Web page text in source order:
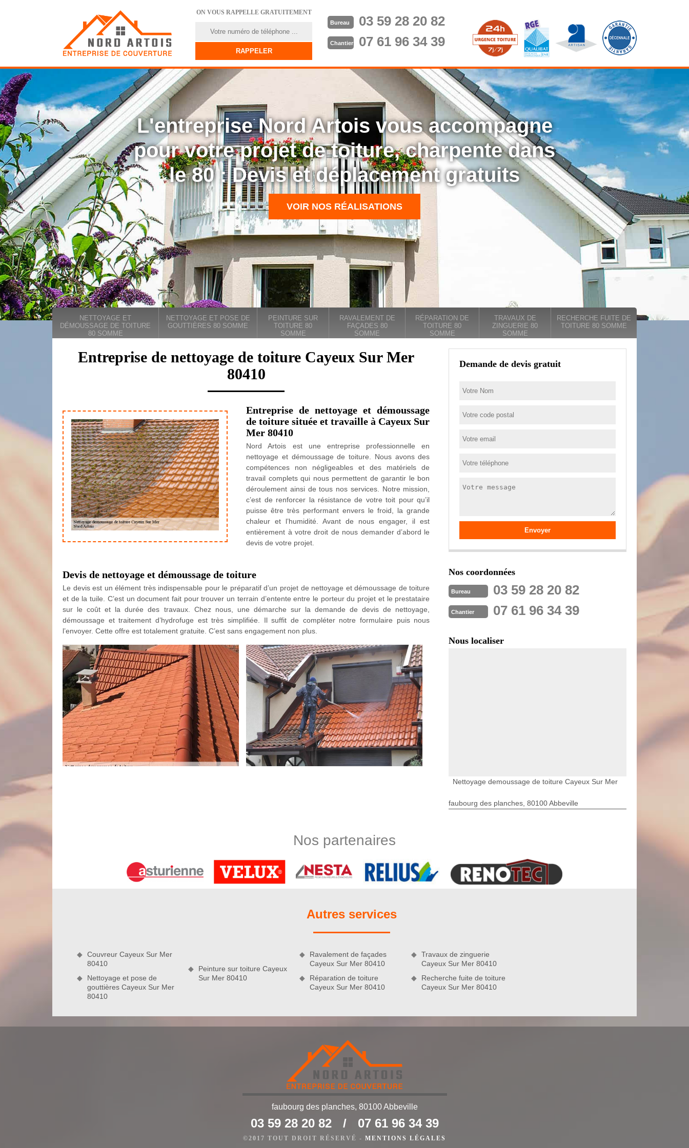
ON VOUS RAPPELLE GRATUITEMENT
Bureau 03 59 28 20 82
Chantier 07 61 96 34 39
L'entreprise Nord Artois vous accompagne
pour votre projet de toiture, charpente dans
le 80 : Devis et déplacement gratuits
VOIR NOS RÉALISATIONS
NETTOYAGE ET
DÉMOUSSAGE DE TOITURE
80 SOMME
NETTOYAGE ET POSE DE
GOUTTIÈRES 80 SOMME
PEINTURE SUR
TOITURE 80
SOMME
RAVALEMENT DE
FAÇADES 80
SOMME
RÉPARATION DE
TOITURE 80
SOMME
TRAVAUX DE
ZINGUERIE 80
SOMME
RECHERCHE FUITE DE
TOITURE 80 SOMME
Entreprise de nettoyage de toiture Cayeux Sur Mer
80410
Entreprise de nettoyage et démoussage
de toiture située et travaille à Cayeux Sur
Mer 80410
Nord Artois est une entreprise professionnelle en
nettoyage et démoussage de toiture. Nous avons des
compétences non négligeables et des matériels de
travail complets qui nous permettent de garantir le bon
déroulement ainsi de tous nos services. Notre mission,
c’est de renforcer la résistance de votre toit pour qu’il
puisse être très performant envers le froid, la grande
chaleur et l’humidité. Avant de nous engager, il est
entièrement à votre droit de nous demander d’abord le
devis de votre projet.
Devis de nettoyage et démoussage de toiture
Le devis est un élément très indispensable pour le préparatif d’un projet de nettoyage et démoussage de toiture
et de la tuile. C’est un document fait pour trouver un terrain d’entente entre le porteur du projet et le prestataire
sur le coût et la durée des travaux. Chez nous, une démarche sur la demande de devis de nettoyage,
démoussage et traitement d’hydrofuge est très simplifiée. Il suffit de compléter notre formulaire puis nous
l’envoyer. Cette offre est totalement gratuite. C’est sans engagement non plus.
normes. Toutefois, les intempéries incessantes pourraient engendrer des problèmes de toit. Aussi, pouvons-nous
des travaux d’hydrofuge de toit.
Professionnel en démoussage de tous types de toit
conseillé de confier cette tâche à un couvreur professionnel tel que Nord Artois. En effet, si le produit utilisé n’est
Couvreur pas cher pour vos travaux d’entretien de toit
Couvreur pas cher à Cayeux Sur Mer 80410, l’entreprise Nord Artois met à votre disposition ses services de
qualité à un tarif compétitif. Vous avez préparé un budget précis pour vos travaux de nettoyage de toiture ?
Demande de devis gratuit
Nos coordonnées
Bureau 03 59 28 20 82
Chantier 07 61 96 34 39
Nous localiser
Nettoyage demoussage de toiture Cayeux Sur Mer
faubourg des planches, 80100 Abbeville
Nos partenaires
Autres services
Couvreur Cayeux Sur Mer
80410
Nettoyage et pose de
gouttières Cayeux Sur Mer
Peinture sur toiture Cayeux
Sur Mer 80410
Ravalement de façades
Cayeux Sur Mer 80410
Réparation de toiture
Cayeux Sur Mer 80410
Travaux de zinguerie
Cayeux Sur Mer 80410
Recherche fuite de toiture
Cayeux Sur Mer 80410
faubourg des planches, 80100 Abbeville
03 59 28 20 82 / 07 61 96 34 39
©2017 TOUT DROIT RÉSERVÉ - MENTIONS LÉGALES